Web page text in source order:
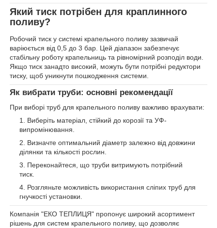
Який тиск потрібен для краплинного
поливу?
Робочий тиск у системі крапельного поливу зазвичай
варіюється від 0,5 до 3 бар. Цей діапазон забезпечує
стабільну роботу крапельниць та рівномірний розподіл води.
Якщо тиск занадто високий, можуть бути потрібні редуктори
тиску, щоб уникнути пошкодження системи.
Як вибрати труби: основні рекомендації
При виборі труб для крапельного поливу важливо врахувати:
Виберіть матеріал, стійкий до корозії та УФ-
випромінювання.
Визначте оптимальний діаметр залежно від довжини
ділянки та кількості рослин.
Переконайтеся, що труби витримують потрібний
тиск.
Розгляньте можливість використання сліпих труб для
гнучкості установки.
Компанія "ЕКО ТЕПЛИЦЯ" пропонує широкий асортимент
рішень для систем крапельного поливу, що дозволяє